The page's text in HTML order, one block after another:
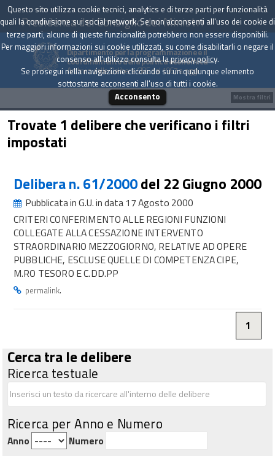
Presidenza del Consiglio dei Ministri
Dipartimento per la programmazione e il
coordinamento della politica economica
Archivio delle Delibere CIPE dal 1967 a oggi
Trovate 1 delibere che verificano i filtri
impostati
Delibera n. 61/2000del 22 Giugno 2000
Pubblicata in G.U. in data 17 Agosto 2000
CRITERI CONFERIMENTO ALLE REGIONI FUNZIONI
COLLEGATE ALLA CESSAZIONE INTERVENTO
STRAORDINARIO MEZZOGIORNO, RELATIVE AD OPERE
PUBBLICHE, ESCLUSE QUELLE DI COMPETENZA CIPE,
M.RO TESORO E C.DD.PP
permalink.
1
Cerca tra le delibere
Ricerca testuale
Ricerca per Anno e Numero
Anno Numero
Mostra filtri
Questo sito utilizza cookie tecnici, analytics e di terze parti per funzionalità
quali la condivisione sui social network. Se non acconsenti all'uso dei cookie di
terze parti, alcune di queste funzionalità potrebbero non essere disponibili.
Per maggiori informazioni sui cookie utilizzati, su come disabilitarli o negare il
consenso all'utilizzo consulta laprivacy policy.
Se prosegui nella navigazione cliccando su un qualunque elemento
sottostante acconsenti all'uso di tutti i cookie.
Acconsento